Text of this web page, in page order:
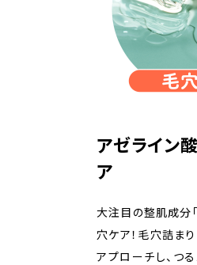
アゼライン酸
ア
大注目の整肌成分
穴ケア！毛穴詰ま
アプローチし、つ